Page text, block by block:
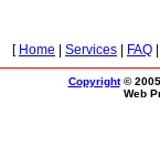
[ Home Services FAQ
Copyright©
Web